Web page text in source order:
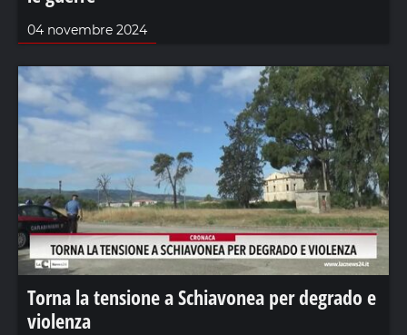
04 novembre 2024
Torna la tensione a Schiavonea per degrado e
violenza